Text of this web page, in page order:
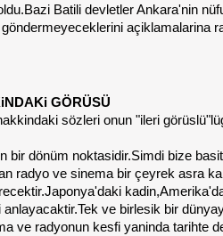
Batili devletler Ankara'nin
açiklamalarina
GÖRÜSÜ
sözleri onun "ileri
bir dönüm noktasidir.Simdi bize
radyo ve sinema bir çeyrek asra
ve birlesik bir
ve radyonun kesfi yaninda tarihte